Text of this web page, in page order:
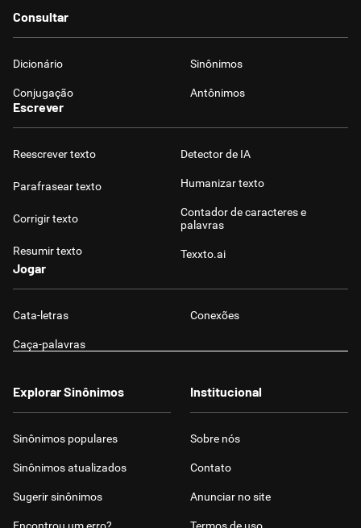
Consultar
Dicionário Sinônimos
Conjugação Antônimos
Escrever
Reescrever texto
Parafrasear texto
Corrigir texto
Resumir texto
Detector de IA
Humanizar texto
Contador de caracteres e
palavras
Texxto.ai
Jogar
Cata-letras Conexões
Caça-palavras
Explorar Sinônimos
Sinônimos populares
Sinônimos atualizados
Sugerir sinônimos
Institucional
Sobre nós
Contato
Anunciar no site